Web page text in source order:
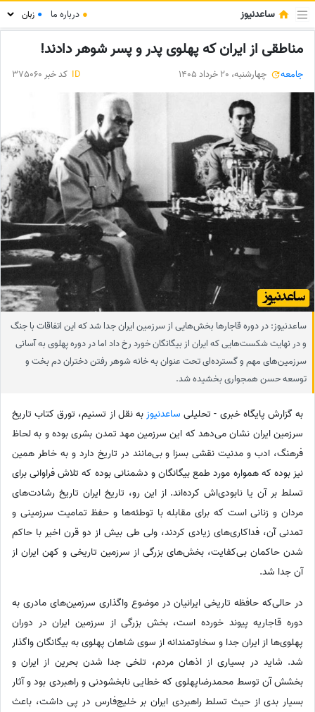
ساعدنیوز ● درباره ما ●
مناطقی از ایران که پهلوی پدر و پسر شوهر دادند!
جامعه چهارشنبه، 20 خرداد 1405 ID کد خبر 375060
ساعدنیوز: در دوره قاجارها بخش‌هایی از سرزمین ایران جدا شد که این اتفاقات با جنگ
و در نهایت شکست‌هایی که ایران از بیگانگان خورد رخ داد اما در دوره پهلوی به آسانی
سرزمین‌های مهم و گسترده‌ای تحت عنوان به خانه شوهر رفتن دختران دم بخت و
توسعه حسن همجواری بخشیده شد.
به گزارش پایگاه خبری - تحلیلی ساعدنیوزبه نقل از تسنیم، تورق کتاب تاریخ
سرزمین ایران نشان می‌دهد که این سرزمین مهد تمدن بشری بوده و به لحاظ
فرهنگ، ادب و مدنیت نقشی بسزا و بی‌مانند در تاریخ دارد و به خاطر همین
نیز بوده که همواره مورد طمع بیگانگان و دشمنانی بوده که تلاش فراوانی برای
تسلط بر آن یا نابودی‌اش کرده‌اند. از این رو، تاریخ ایران تاریخ رشادت‌های
مردان و زنانی است که برای مقابله با توطئه‌ها و حفظ تمامیت سرزمینی و
تمدنی آن، فداکاری‌های زیادی کردند، ولی طی بیش از دو قرن اخیر با حاکم
شدن حاکمان بی‌کفایت، بخش‌های بزرگی از سرزمین تاریخی و کهن ایران از
آن جدا شد.
در حالی‌که حافظه تاریخی ایرانیان در موضوع واگذاری سرزمین‌های مادری به
دوره قاجاریه پیوند خورده است، بخش بزرگی از سرزمین ایران در دوران
پهلوی‌ها از ایران جدا و سخاوتمندانه از سوی شاهان پهلوی به بیگانگان واگذار
شد. شاید در بسیاری از اذهان مردم، تلخی جدا شدن بحرین از ایران و
بخشش آن توسط محمدرضاپهلوی که خطایی نابخشودنی و راهبردی بود و آثار
بسیار بدی از حیث تسلط راهبردی ایران بر خلیج‌فارس در پی داشت، باعث